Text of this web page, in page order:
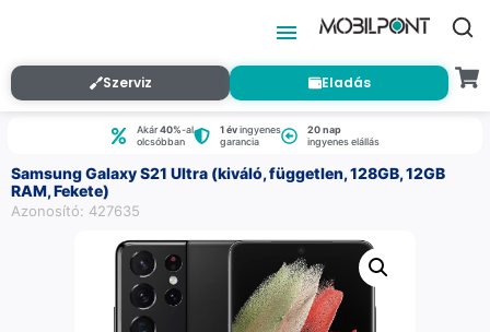
Szerviz Eladás
Akár40%-al
olcsóbban
1 évingyenes
garancia
20 nap
ingyenes elállás
Samsung Galaxy S21 Ultra (kiváló, független, 128GB, 12GB
RAM, Fekete)
Azonosító: 427635